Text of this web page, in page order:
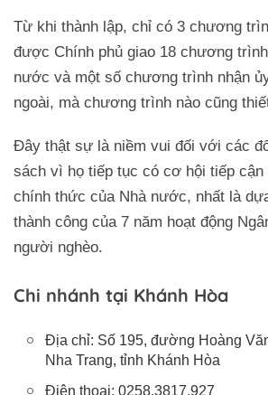
Từ khi thành lập, chỉ có 3 chương
được Chính phủ giao 18 chương
nước và một số chương trình nhận
ngoài, mà chương trình nào cũng
Đây thật sự là niềm vui đối với các
sách vì họ tiếp tục có cơ hội tiếp cận
chính thức của Nhà nước, nhất là
thành công của 7 năm hoạt động
người nghèo.
Chi nhánh tại Khánh Hòa
Địa chỉ: Số 195, đường Hoàng
Nha Trang, tỉnh Khánh Hòa
Điện thoại: 0258.3817.927